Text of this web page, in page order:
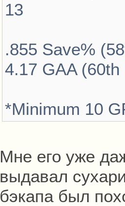
13
.855 Save%
4.17 GAA
*Minimum 10
Мне его уже
выдавал
бэкапа был